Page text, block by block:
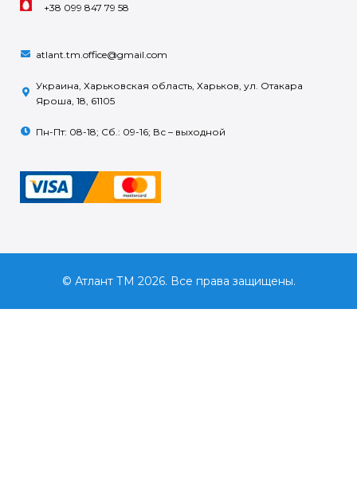
+38 099 847 79 58
atlant.tm.office@gmail.com
Украина, Харьковская область, Харьков, ул. Отакара
Яроша, 18, 61105
Пн-Пт: 08-18; Сб.: 09-16; Вс – выходной
© Атлант ТМ 2026. Все права защищены.